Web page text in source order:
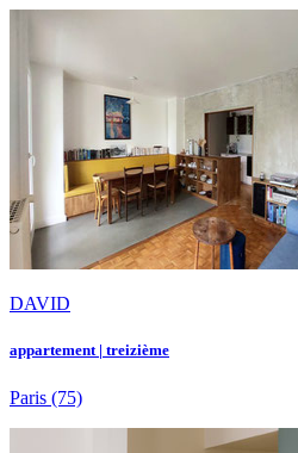
DAVID
appartement | treizième
Paris (75)